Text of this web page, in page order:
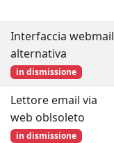
Interfaccia webmail
alternativa
in dismissione
Lettore email via
web oblsoleto
in dismissione